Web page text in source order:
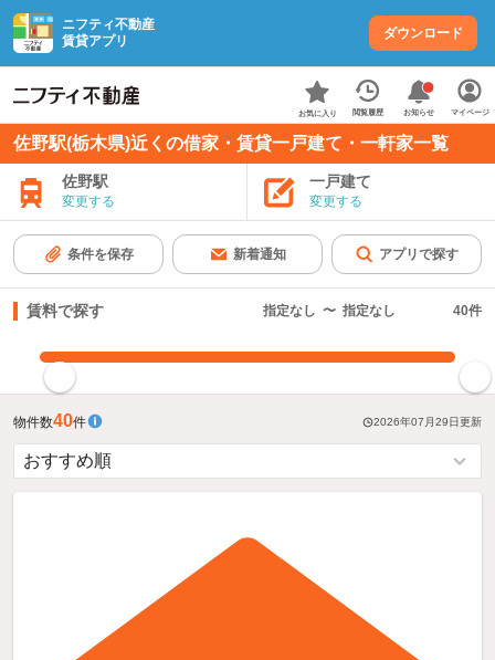
ニフティ不動産
賃貸アプリ
ダウンロード
お気に入り 閲覧履歴 お知らせ マイページ
佐野駅(栃木県)近くの借家・賃貸一戸建て・一軒家一覧
佐野駅
変更する
一戸建て
変更する
条件を保存 新着通知 アプリで探す
賃料で探す 指定なし 〜 指定なし 40件
物件数40件 2026年07月29日更新